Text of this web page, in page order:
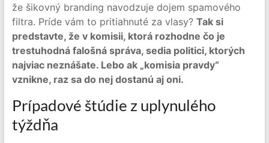
že šikovný branding navodzuje dojem spamového
filtra. Príde vám to pritiahnuté za vlasy? Tak si
predstavte, že v komisii, ktorá rozhodne čo je
trestuhodná falošná správa, sedia politici, ktorých
najviac neznášate. Lebo ak „komisia pravdy“
vznikne, raz sa do nej dostanú aj oni.
Prípadové štúdie z uplynulého
týždňa